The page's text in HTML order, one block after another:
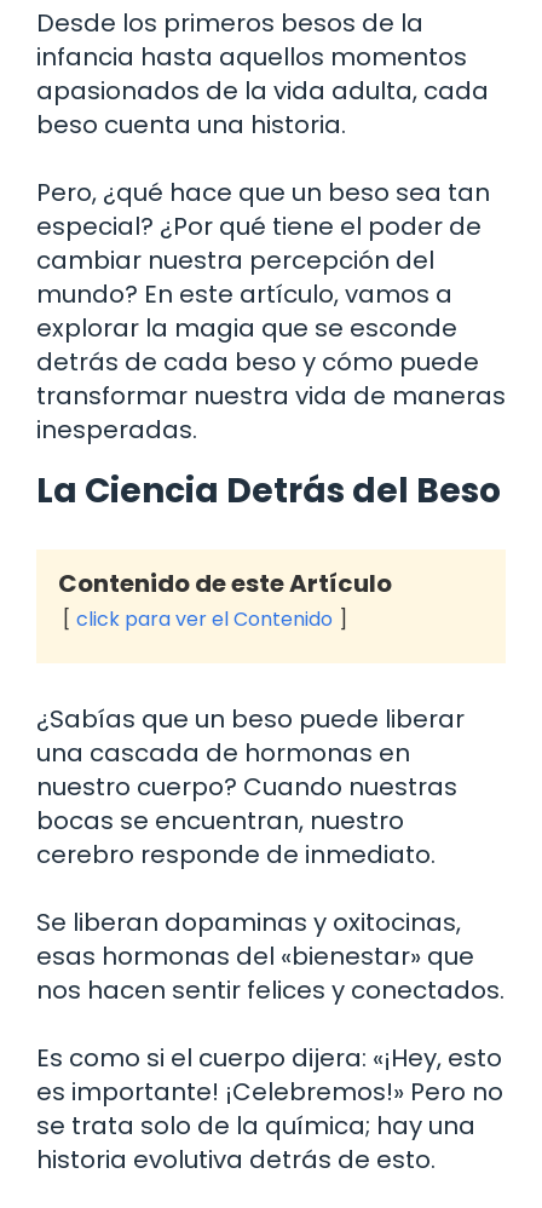
Desde los primeros besos de la
infancia hasta aquellos momentos
apasionados de la vida adulta, cada
beso cuenta una historia.
Pero, ¿qué hace que un beso sea tan
especial? ¿Por qué tiene el poder de
cambiar nuestra percepción del
mundo? En este artículo, vamos a
explorar la magia que se esconde
detrás de cada beso y cómo puede
transformar nuestra vida de maneras
inesperadas.
La Ciencia Detrás del Beso
Contenido de este Artículo
click para ver el Contenido
¿Sabías que un beso puede liberar
una cascada de hormonas en
nuestro cuerpo? Cuando nuestras
bocas se encuentran, nuestro
cerebro responde de inmediato.
Se liberan dopaminas y oxitocinas,
esas hormonas del «bienestar» que
nos hacen sentir felices y conectados.
Es como si el cuerpo dijera: «¡Hey, esto
es importante! ¡Celebremos!» Pero no
se trata solo de la química; hay una
historia evolutiva detrás de esto.